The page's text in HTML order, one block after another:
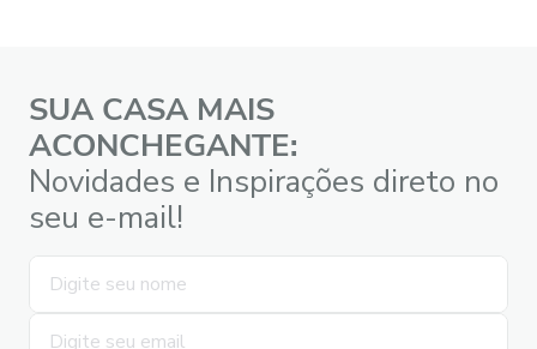
SUA CASA MAIS
ACONCHEGANTE:
Novidades e Inspirações direto no
seu e-mail!